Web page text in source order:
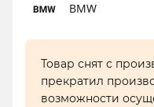
BMW
Товар снят с
прекратил
возможности